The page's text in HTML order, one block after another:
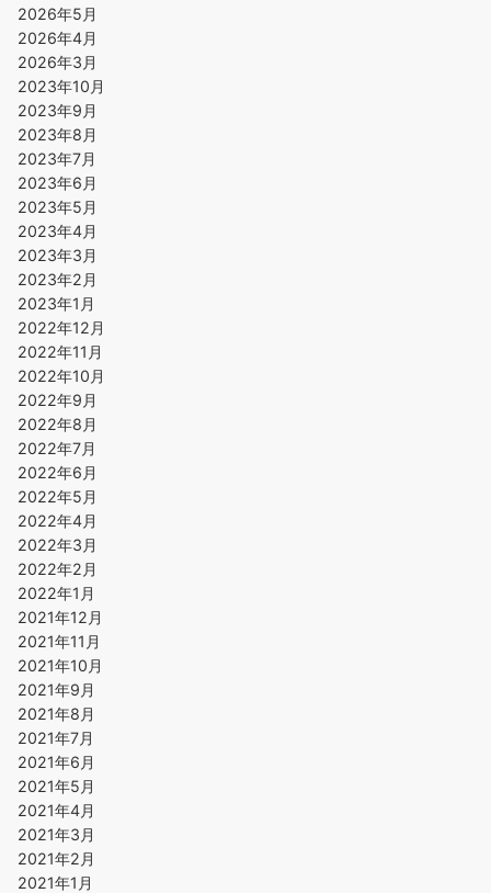
2026年5月
2026年4月
2026年3月
2023年10月
2023年9月
2023年8月
2023年7月
2023年6月
2023年5月
2023年4月
2023年3月
2023年2月
2023年1月
2022年12月
2022年11月
2022年10月
2022年9月
2022年8月
2022年7月
2022年6月
2022年5月
2022年4月
2022年3月
2022年2月
2022年1月
2021年12月
2021年11月
2021年10月
2021年9月
2021年8月
2021年7月
2021年6月
2021年5月
2021年4月
2021年3月
2021年2月
2021年1月